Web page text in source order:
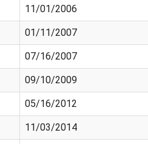
11/01/2006
01/11/2007
07/16/2007
09/10/2009
05/16/2012
11/03/2014